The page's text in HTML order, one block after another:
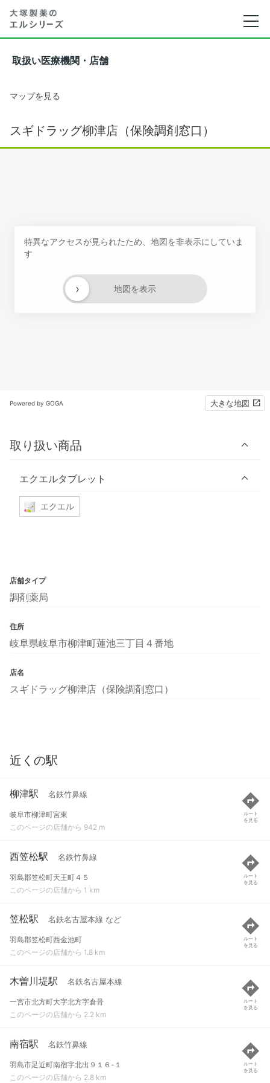
取扱い医療機関・店舗
マップを見る
スギドラッグ柳津店（保険調剤窓口）
特異なアクセスが見られたため、地図を非表示にしていま
す
地図を表示
›
Powered by GOGA 大きな地図
取り扱い商品
エクエルタブレット
エクエル
店舗タイプ
調剤薬局
住所
岐阜県岐阜市柳津町蓮池三丁目４番地
店名
スギドラッグ柳津店（保険調剤窓口）
近くの駅
柳津駅 名鉄竹鼻線
岐阜市柳津町宮東
このページの店舗から 942 m
ルート
を見る
西笠松駅 名鉄竹鼻線
羽島郡笠松町天王町４５
このページの店舗から 1 km
ルート
を見る
笠松駅 名鉄名古屋本線 など
羽島郡笠松町西金池町
このページの店舗から 1.8 km
ルート
を見る
木曽川堤駅 名鉄名古屋本線
一宮市北方町大字北方字倉骨
このページの店舗から 2.2 km
ルート
を見る
南宿駅 名鉄竹鼻線
羽島市足近町南宿字北出９１６-１
このページの店舗から 2.8 km
ルート
を見る